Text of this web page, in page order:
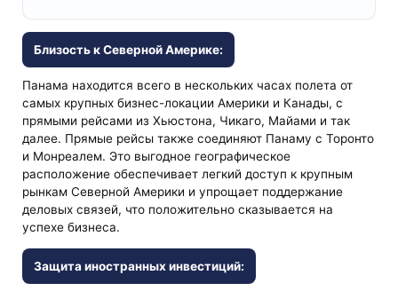
Близость к Северной Америке:
Панама находится всего в нескольких часах полета от
самых крупных бизнес-локации Америки и Канады, с
прямыми рейсами из Хьюстона, Чикаго, Майами и так
далее. Прямые рейсы также соединяют Панаму с Торонто
и Монреалем. Это выгодное географическое
расположение обеспечивает легкий доступ к крупным
рынкам Северной Америки и упрощает поддержание
деловых связей, что положительно сказывается на
успехе бизнеса.
Защита иностранных инвестиций: